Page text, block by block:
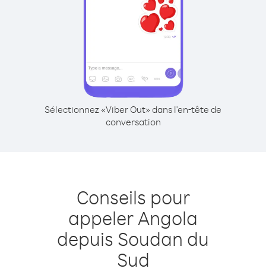
Sélectionnez «Viber Out» dans l'en-tête de
conversation
Conseils pour
appeler Angola
depuis Soudan du
Sud